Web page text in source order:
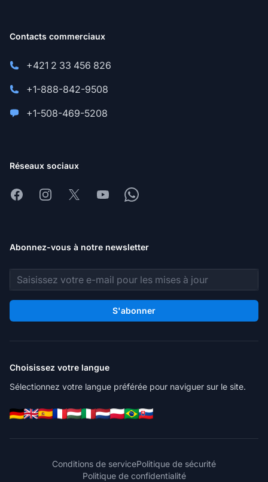
Contacts commerciaux
+421 2 33 456 826
+1-888-842-9508
+1-508-469-5208
Réseaux sociaux
FacebookInstagram
X YoutubeWhatsapp
Abonnez-vous à notre newsletter
Adresse e-mail
S'abonner
Choisissez votre langue
Sélectionnez votre langue préférée pour naviguer sur le site.
Conditions de servicePolitique de sécurité
Politique de confidentialité